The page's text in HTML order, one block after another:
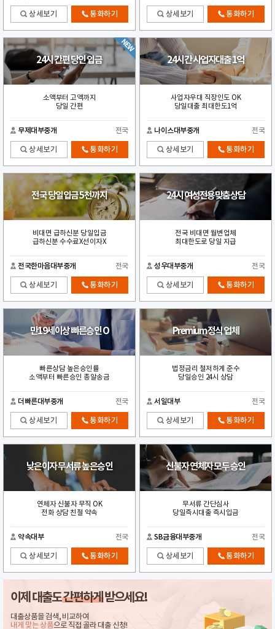
상세보기 통화하기 상세보기 통화하기
24시 간편 당인 입금
소액부터 고액까지
당일 간편
무제대부중개 전국
상세보기 통화하기
24시간 사업자대출 1억
사업자우대 직장인도 OK
당일대출 최대한도1억
나이스대부중개 전국
상세보기 통화하기
전국 당일입금 5천까지
비대면 급하신분 당일입금
급하신분 수수료X선이자X
전국한마음대부중개 전국
상세보기 통화하기
24시 여성전용맞춤상담
전국 비대면 월변업체
최대한도로 당일 지급
성우대부중개 전국
상세보기 통화하기
만19세이상 빠른승인 O
빠른상담 높은승인률
소액부터 빠른승인 총알송금
더빠른대부중개 전국
상세보기 통화하기
Premium 정식 업체
법정금리 철저하게 준수
당일승인 24시 상담
서일대부 전국
상세보기 통화하기
낮은이자 무서류 높은승인
연체자 신불자 무직 OK
전화 상담 친절 약속
약속대부 전국
상세보기 통화하기
신불자 연체자 모두 승인
무서류 간단심사
당일즉시대출 즉시입금
SB금융대부중개 전국
상세보기 통화하기
이제 대출도간편하게받으세요!
대출상품을 검색, 비교하여
내게 맞는 상품으로 직접 골라 대출 신청!